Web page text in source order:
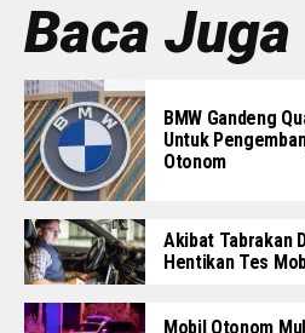
Baca Juga
BMW Gandeng
Untuk
Otonom
Akibat Tabrakan
Hentikan Tes
Mobil Otonom